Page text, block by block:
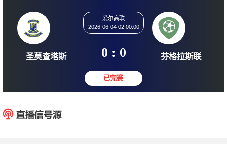
爱尔高联
2026-06-04 02:00:00
0 : 0